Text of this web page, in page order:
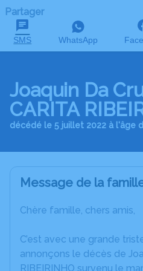
Partager
SMS WhatsApp
Joaquin Da
CARITA
décédé le 5 juillet 2022 à l'âge
Message de la
Chère famille, chers amis,
C’est avec une grande
annonçons le décès de
RIBEIRINHO survenu le